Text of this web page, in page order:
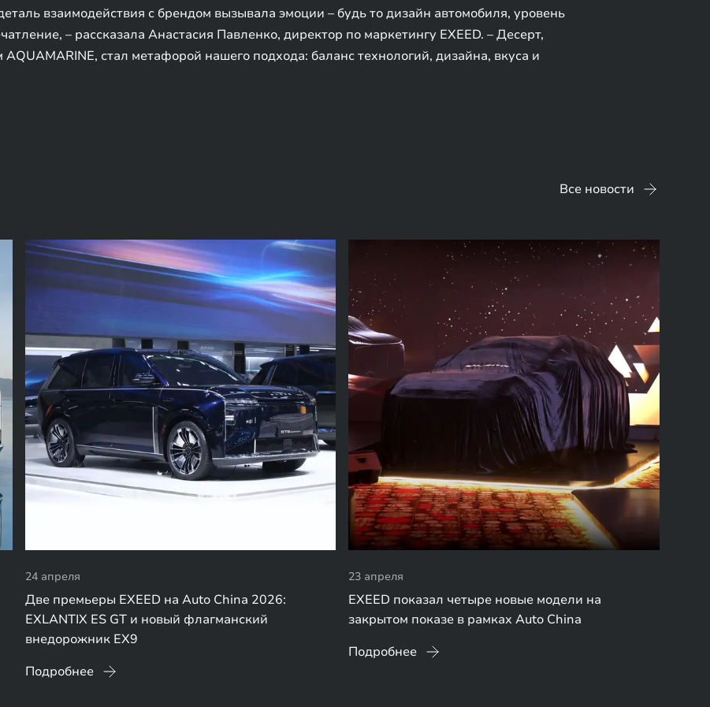
взаимодействия с брендом вызывала эмоции – будь то дизайн автомобиля, уровень
– рассказала Анастасия Павленко, директор по маркетингу EXEED. – Десерт,
стал метафорой нашего подхода: баланс технологий, дизайна, вкуса и
Все новости
24 апреля
Две премьеры EXEED на Auto China 2026:
EXLANTIX ES GT и новый флагманский
внедорожник EX9
Подробнее
23 апреля
EXEED показал четыре новые модели на
закрытом показе в рамках Auto China
Подробнее